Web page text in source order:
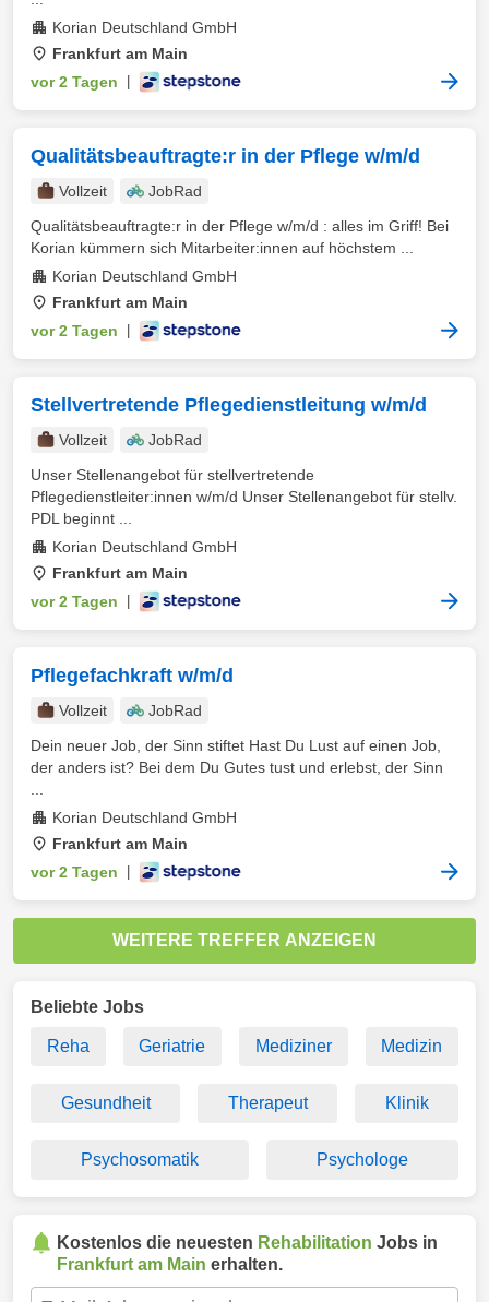
Korian Deutschland GmbH
Frankfurt am Main
vor 2 Tagen
Qualitätsbeauftragte:r in der Pflege w/m/d
Vollzeit
JobRad
Qualitätsbeauftragte:r in der Pflege w/m/d : alles im Griff! Bei
Korian kümmern sich Mitarbeiter:innen auf höchstem ...
Korian Deutschland GmbH
Frankfurt am Main
vor 2 Tagen
Stellvertretende Pflegedienstleitung w/m/d
Vollzeit
JobRad
Unser Stellenangebot für stellvertretende
Pflegedienstleiter:innen w/m/d Unser Stellenangebot für stellv.
PDL beginnt ...
Korian Deutschland GmbH
Frankfurt am Main
vor 2 Tagen
Pflegefachkraft w/m/d
Vollzeit
JobRad
Dein neuer Job, der Sinn stiftet Hast Du Lust auf einen Job,
der anders ist? Bei dem Du Gutes tust und erlebst, der Sinn
Korian Deutschland GmbH
Frankfurt am Main
vor 2 Tagen
WEITERE TREFFER ANZEIGEN
Beliebte Jobs
Reha Geriatrie Mediziner Medizin
Gesundheit Therapeut Klinik
Psychosomatik Psychologe
Kostenlos die neuesten Rehabilitation Jobs in
Frankfurt am Main erhalten.